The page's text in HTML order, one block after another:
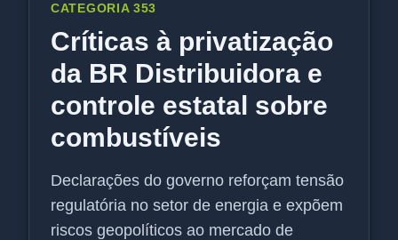
CATEGORIA 353
Críticas à privatização
da BR Distribuidora e
controle estatal sobre
combustíveis
Declarações do governo reforçam tensão
regulatória no setor de energia e expõem
riscos geopolíticos ao mercado de